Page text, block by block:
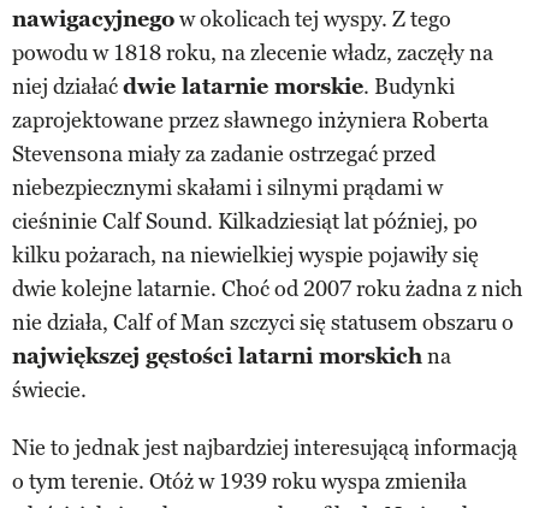
nawigacyjnegow okolicach tej wyspy. Z tego
powodu w 1818 roku, na zlecenie władz, zaczęły na
niej działaćdwie latarnie morskie. Budynki
zaprojektowane przez sławnego inżyniera Roberta
Stevensona miały za zadanie ostrzegać przed
niebezpiecznymi skałami i silnymi prądami w
cieśninie Calf Sound. Kilkadziesiąt lat później, po
kilku pożarach, na niewielkiej wyspie pojawiły się
dwie kolejne latarnie. Choć od 2007 roku żadna z nich
nie działa, Calf of Man szczyci się statusem obszaru o
największej gęstości latarni morskichna
świecie.
Nie to jednak jest najbardziej interesującą informacją
o tym terenie. Otóż w 1939 roku wyspa zmieniła